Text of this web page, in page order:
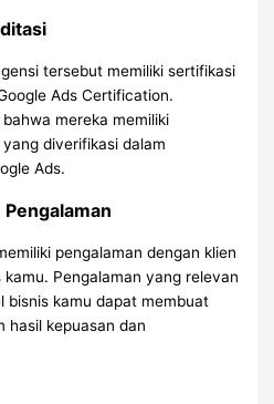
tersebut memiliki sertifikasi
Ads Certification.
mereka memiliki
diverifikasi dalam
Ads.
pengalaman dengan klien
Pengalaman yang relevan
bisnis kamu dapat membuat
hasil kepuasan dan